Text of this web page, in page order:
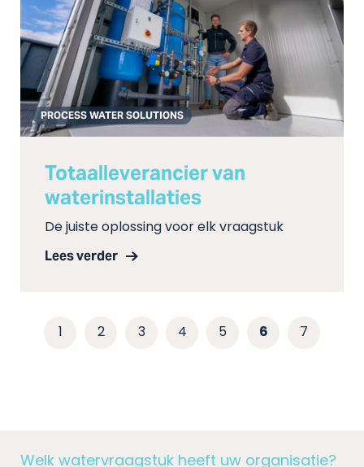
PROCESS WATER SOLUTIONS
Totaalleverancier van
waterinstallaties
De juiste oplossing voor elk vraagstuk
Lees verder
2 3 4 5 6 7
Welk watervraagstuk heeft uw organisatie?